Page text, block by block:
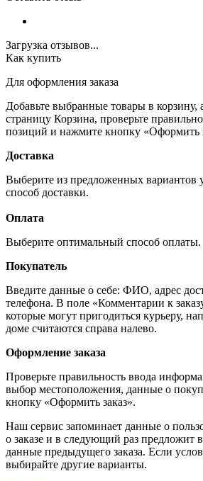
Загрузка отзывов...
Как купить
Для оформления заказа
Добавьте выбранные товары в корзину,
страницу Корзина, проверьте
позиций и нажмите кнопку «Оформить
Доставка
Выберите из предложенных вариантов
способ доставки.
Оплата
Выберите оптимальный способ оплаты.
Покупатель
Введите данные о себе: ФИО, адрес
телефона. В поле «Комментарии к
которые могут пригодиться курьеру,
доме считаются справа налево.
Оформление заказа
Проверьте правильность ввода
выбор местоположения, данные о
кнопку «Оформить заказ».
Наш сервис запоминает данные о
о заказе и в следующий раз предложит
данные предыдущего заказа. Если
выбирайте другие варианты.